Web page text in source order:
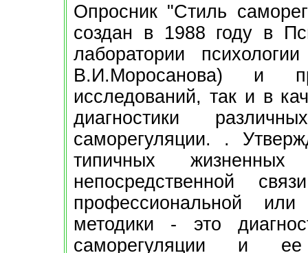
Опросник "Стиль
создан в 1988 году в
лаборатории
В.И.Моросанова) и
исследований, так и в
диагностики
саморегуляции. .
типичных
непосредственной
профессиональной
методики - это
саморегуляции и ее